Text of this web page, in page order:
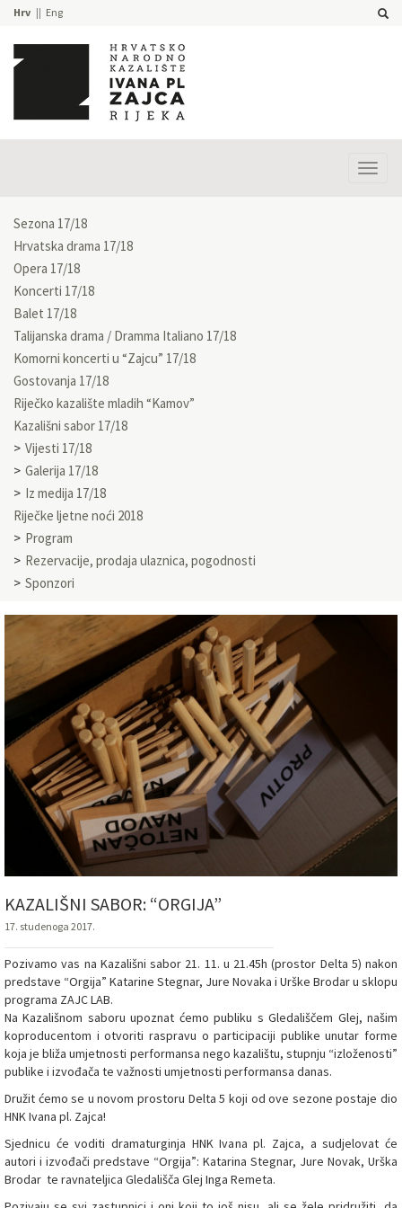
Hrv Eng
Sezona 17/18
Hrvatska drama 17/18
Opera 17/18
Koncerti 17/18
Balet 17/18
Talijanska drama / Dramma Italiano 17/18
Komorni koncerti u “Zajcu” 17/18
Gostovanja 17/18
Riječko kazalište mladih “Kamov”
Kazališni sabor 17/18
Vijesti 17/18
Galerija 17/18
Iz medija 17/18
Riječke ljetne noći 2018
Program
Rezervacije, prodaja ulaznica, pogodnosti
Sponzori
KAZALIŠNI SABOR: “ORGIJA”
17. studenoga 2017.
Pozivamo vas na Kazališni sabor 21. 11. u 21.45h (prostor Delta 5) nakon
predstave “Orgija” Katarine Stegnar, Jure Novaka i Urške Brodar u sklopu
programa ZAJC LAB.
Na Kazališnom saboru upoznat ćemo publiku s Gledališčem Glej, našim
koproducentom i otvoriti raspravu o participaciji publike unutar forme
koja je bliža umjetnosti performansa nego kazalištu, stupnju “izloženosti”
publike i izvođača te važnosti umjetnosti performansa danas.
Družit ćemo se u novom prostoru Delta 5 koji od ove sezone postaje dio
HNK Ivana pl. Zajca!
Sjednicu će voditi dramaturginja HNK Ivana pl. Zajca, a sudjelovat će
autori i izvođači predstave “Orgija”: Katarina Stegnar, Jure Novak, Urška
Brodar te ravnateljica Gledališča Glej Inga Remeta.